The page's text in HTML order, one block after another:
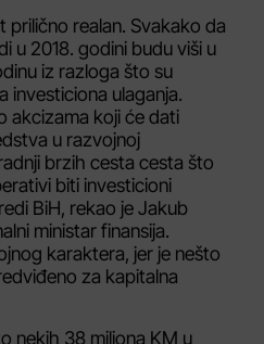
prilično realan. Svakako da
u 2018. godini budu viši u
iz razloga što su
investiciona ulaganja.
akcizama koji će dati
u razvojnoj
brzih cesta cesta što
biti investicioni
BiH, rekao je Jakub
ministar finansija.
karaktera, jer je nešto
za kapitalna
nekih 38 miliona KM u